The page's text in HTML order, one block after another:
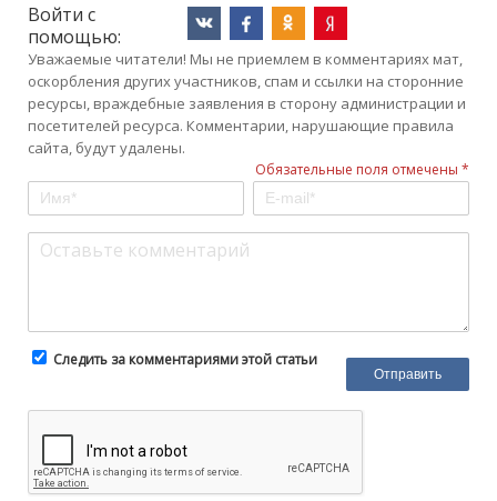
Войти с
помощью:
Уважаемые читатели! Мы не приемлем в комментариях мат,
оскорбления других участников, спам и ссылки на сторонние
ресурсы, враждебные заявления в сторону администрации и
посетителей ресурса. Комментарии, нарушающие правила
сайта, будут удалены.
Обязательные поля отмечены *
Следить за комментариями этой статьи